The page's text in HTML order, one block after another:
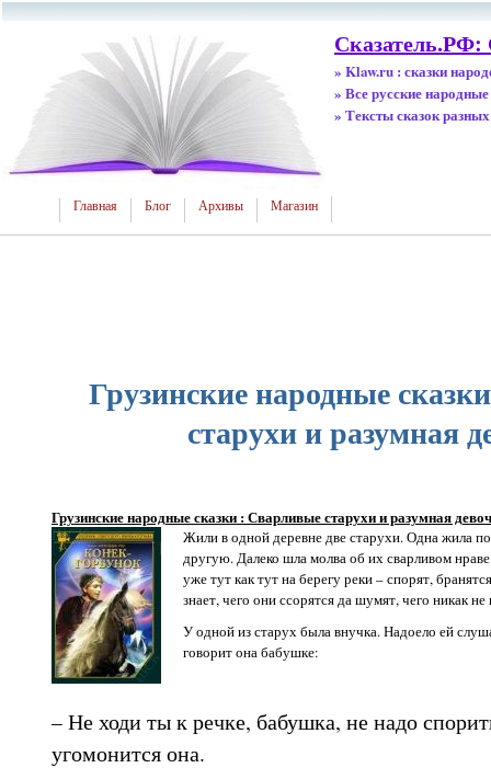
Сказатель.РФ:
» Klaw.ru : сказки
» Все русские народные
» Тексты сказок
Главная Блог Архивы Магазин
Грузинские народные
старухи и разумная
Грузинские народные сказки : Сварливые старухи и разумная
Жили в одной деревне две старухи. Одна жила
другую. Далеко шла молва об их сварливом
уже тут как тут на берегу реки – спорят,
знает, чего они ссорятся да шумят, чего никак не
У одной из старух была внучка. Надоело ей
говорит она бабушке:
– Не ходи ты к речке, бабушка, не надо
угомонится она.